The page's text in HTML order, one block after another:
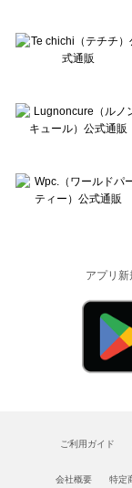
アプリ
ご利用ガイド
会社概要 特定